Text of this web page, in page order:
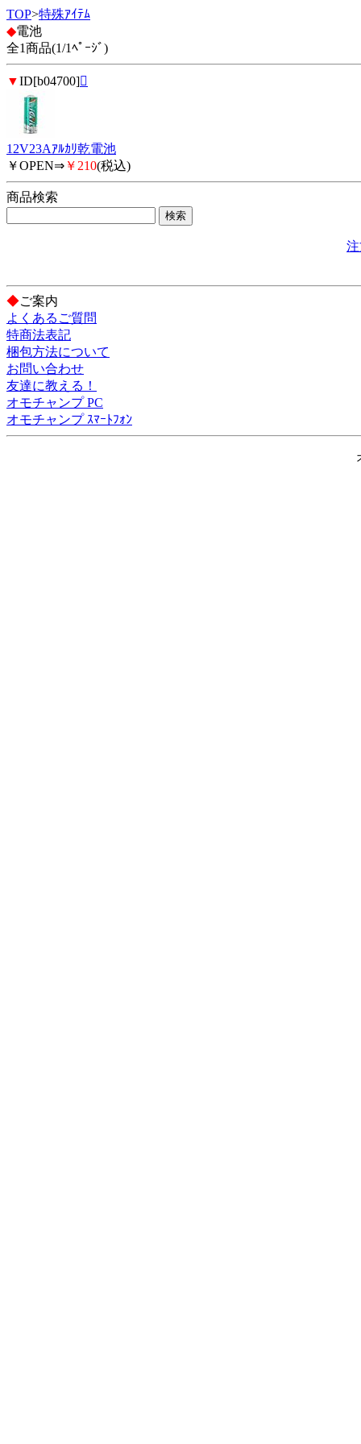
TOP>特殊ｱｲﾃﾑ
◆電池
全1商品(1/1ﾍﾟｰｼﾞ)
▼ID[b04700]
12V23Aｱﾙｶﾘ乾電池
￥OPEN⇒ ￥210(税込)
商品検索
◆ご案内
よくあるご質問
特商法表記
梱包方法について
お問い合わせ
友達に教える！
オモチャンプ PC
オモチャンプ ｽﾏｰﾄﾌｫﾝ